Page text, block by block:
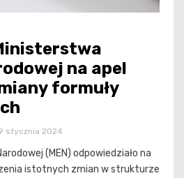
na apel
formuły
stycznia 2024
(MEN) odpowiedziało na
istotnych zmian w strukturze